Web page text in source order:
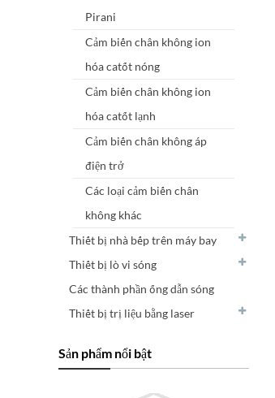
Pirani
Cảm biến chân không ion
hóa catốt nóng
Cảm biến chân không ion
hóa catốt lạnh
Cảm biến chân không áp
điện trở
Các loại cảm biến chân
không khác
Thiết bị nhà bếp trên máy bay
Thiết bị lò vi sóng
Các thành phần ống dẫn sóng
Thiết bị trị liệu bằng laser
Sản phẩm nổi bật